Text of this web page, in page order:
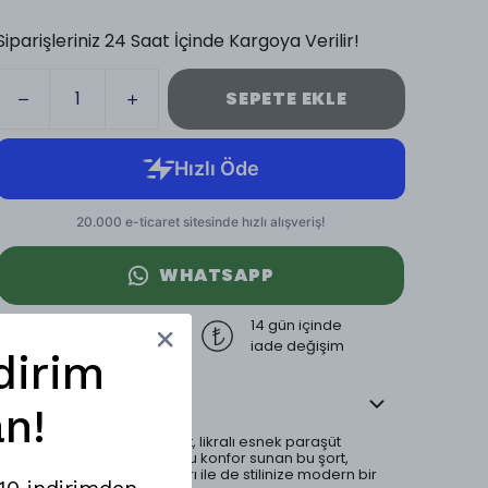
24 Saat İçinde Kargoya Verilir!
SEPETE EKLE
WHATSAPP
14 gün içinde
iade değişim
Ürün Açıklaması
Mesfeno erkek şort, likralı esnek paraşüt
kumaşı ile gün boyu konfor sunan bu şort,
kargo cep detayları ile de stilinize modern bir